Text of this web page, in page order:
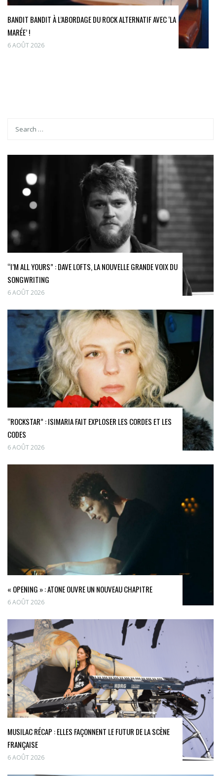
BANDIT BANDIT À L’ABORDAGE DU ROCK ALTERNATIF AVEC ‘LA
MARÉE’ !
6 AOÛT 2026
“I’M ALL YOURS” : DAVE LOFTS, LA NOUVELLE GRANDE VOIX DU
SONGWRITING
6 AOÛT 2026
“ROCKSTAR” : ISIMARIA FAIT EXPLOSER LES CORDES ET LES
CODES
6 AOÛT 2026
« OPENING » : ATONE OUVRE UN NOUVEAU CHAPITRE
6 AOÛT 2026
MUSILAC RÉCAP : ELLES FAÇONNENT LE FUTUR DE LA SCÈNE
FRANÇAISE
6 AOÛT 2026